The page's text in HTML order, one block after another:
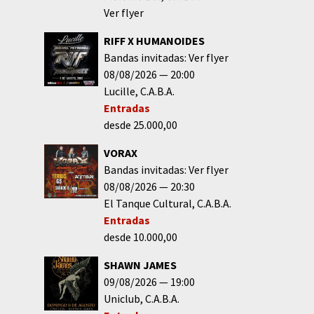
Ver flyer
RIFF X HUMANOIDES
Bandas invitadas: Ver flyer
08/08/2026
20:00
Lucille C.A.B.A.
Entradas
desde 25.000,00
VORAX
Bandas invitadas: Ver flyer
08/08/2026
20:30
El Tanque Cultural C.A.B.A.
Entradas
desde 10.000,00
SHAWN JAMES
09/08/2026
19:00
Uniclub C.A.B.A.